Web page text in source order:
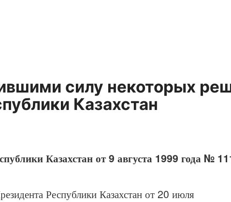
силу некоторых
Казахстан
Казахстан от 9 августа 1999 года №
Республики Казахстан от 20 июля